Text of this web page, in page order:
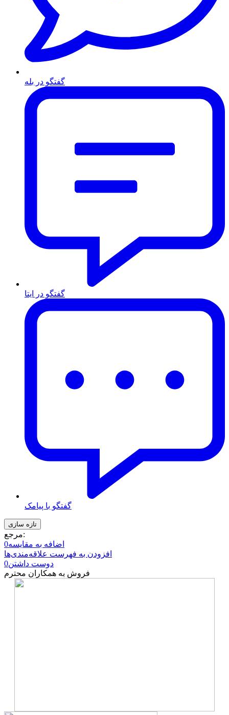
گفتگو در بله
گفتگو در ایتا
گفتگو با پیامک
مرجع:
اضافه به مقایسه0
افزودن به فهرست علاقه‌مندی‌ها
دوست داشتن0
فروش به همکاران محترم